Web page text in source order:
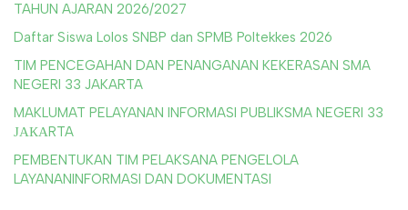
TAHUN AJARAN 2026/2027
Daftar Siswa Lolos SNBP dan SPMB Poltekkes 2026
TIM PENCEGAHAN DAN PENANGANAN KEKERASAN SMA
NEGERI 33 JAKARTA
MAKLUMAT PELAYANAN INFORMASI PUBLIKSMA NEGERI 33
ЈАКАRTA
PEMBENTUKAN TIM PELAKSANA PENGELOLA
LAYANANINFORMASI DAN DOKUMENTASI